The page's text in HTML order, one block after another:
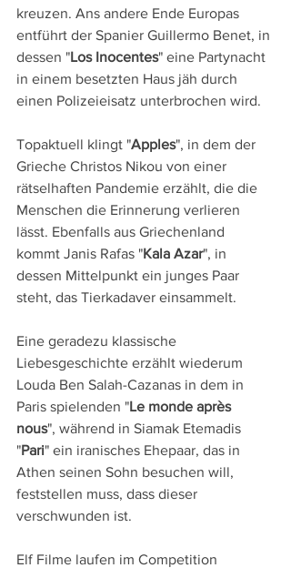
kreuzen. Ans andere Ende Europas
entführt der Spanier Guillermo Benet, in
dessen "Los Inocentes" eine Partynacht
in einem besetzten Haus jäh durch
einen Polizeieisatz unterbrochen wird.
Topaktuell klingt "Apples", in dem der
Grieche Christos Nikou von einer
rätselhaften Pandemie erzählt, die die
Menschen die Erinnerung verlieren
lässt. Ebenfalls aus Griechenland
kommt Janis Rafas "Kala Azar", in
dessen Mittelpunkt ein junges Paar
steht, das Tierkadaver einsammelt.
Eine geradezu klassische
Liebesgeschichte erzählt wiederum
Louda Ben Salah-Cazanas in dem in
Paris spielenden "Le monde après
nous", während in Siamak Etemadis
"Pari" ein iranisches Ehepaar, das in
Athen seinen Sohn besuchen will,
feststellen muss, dass dieser
verschwunden ist.
Elf Filme laufen im Competition